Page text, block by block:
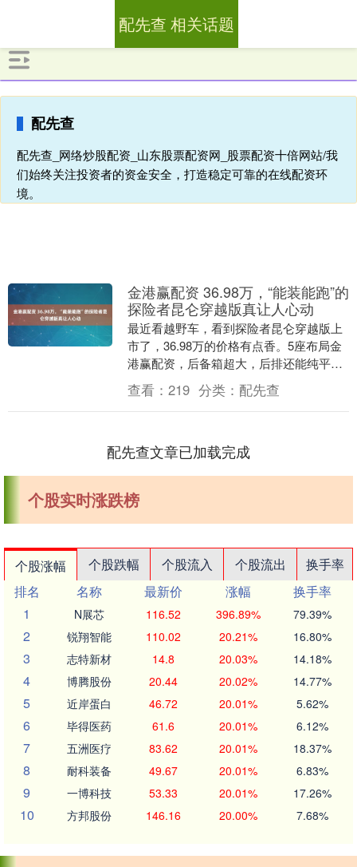
配先查
配先查_网络炒股配资_山东股票配资网_股票配资十倍网站/我
们始终关注投资者的资金安全，打造稳定可靠的在线配资环
境。
配先查 相关话题
金港赢配资 36.98万，“能装能跑”的
探险者昆仑穿越版真让人心动
最近看越野车，看到探险者昆仑穿越版上
市了，36.98万的价格有点香。5座布局金
港赢配资，后备箱超大，后排还能纯平放
倒变成一张1.8米大床，装露营装备、滑雪
板啥的....
查看： 219 分类： 配先查
配先查文章已加载完成
个股实时涨跌榜
个股涨幅 个股跌幅 个股流入 个股流出
换手率
排名
名称 最新价 涨幅
换手率
1
N展芯 116.52 396.89% 79.39%
2 锐翔智能 110.02 20.21% 16.80%
3 志特新材 14.8 20.03% 14.18%
4 博腾股份 20.44 20.02% 14.77%
5 近岸蛋白 46.72 20.01% 5.62%
6 毕得医药 61.6 20.01% 6.12%
7 五洲医疗 83.62 20.01% 18.37%
8 耐科装备 49.67 20.01% 6.83%
9 一博科技 53.33 20.01% 17.26%
10 方邦股份 146.16 20.00% 7.68%